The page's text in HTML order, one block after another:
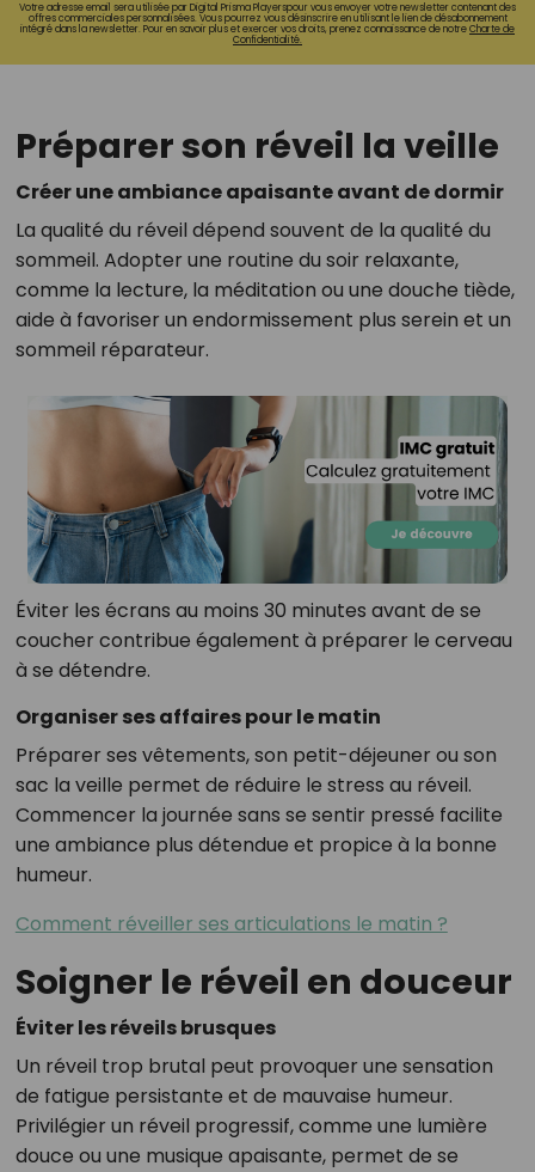
Votre adresse email sera utilisée par Digital Prisma Playerspour vous envoyer votre newsletter contenant des
offres commerciales personnalisées. Vous pourrez vous désinscrire en utilisant le lien de désabonnement
intégré dans la newsletter. Pour en savoir plus et exercer vos droits, prenez connaissance de notreCharte de
Confidentialité.
Préparer son réveil la veille
Créer une ambiance apaisante avant de dormir
La qualité du réveil dépend souvent de la qualité du
sommeil. Adopter une routine du soir relaxante,
comme la lecture, la méditation ou une douche tiède,
aide à favoriser un endormissement plus serein et un
sommeil réparateur.
Éviter les écrans au moins 30 minutes avant de se
coucher contribue également à préparer le cerveau
à se détendre.
Organiser ses affaires pour le matin
Préparer ses vêtements, son petit-déjeuner ou son
sac la veille permet de réduire le stress au réveil.
Commencer la journée sans se sentir pressé facilite
une ambiance plus détendue et propice à la bonne
humeur.
Comment réveiller ses articulations le matin ?
Soigner le réveil en douceur
Éviter les réveils brusques
Un réveil trop brutal peut provoquer une sensation
de fatigue persistante et de mauvaise humeur.
Privilégier un réveil progressif, comme une lumière
douce ou une musique apaisante, permet de se